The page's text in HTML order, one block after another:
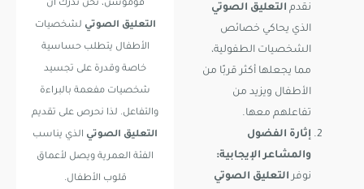
نقدم التعليق الصوتي
الذي يحاكي خصائص
الشخصيات الطفولية،
مما يجعلها أكثر قربًا من
الأطفال ويزيد من
تفاعلهم معها.
إثارة الفضول
والمشاعر الإيجابية:
نوفرالتعليق الصوتي
فوموشن، نحن ندرك أن
التعليق الصوتي لشخصيات
الأطفال يتطلب حساسية
خاصة وقدرة على تجسيد
شخصيات مفعمة بالبراءة
والتفاعل. لذا نحرص على تقديم
التعليق الصوتي الذي يناسب
الفئة العمرية ويصل لأعماق
قلوب الأطفال.